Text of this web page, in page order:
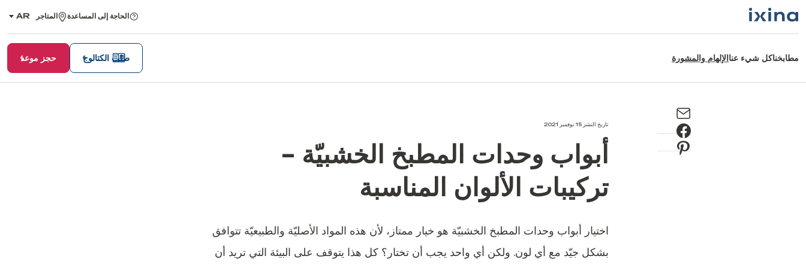
الحاجة إلى المساعدة المتاجر AR,
مطابخناكل شيء عنا الإلهام والمشورة حجز موعد طلب الكتالوج
تاريخ النشر 15 نوفمبر 2021
أبواب وحدات المطبخ الخشبيّة -
تركيبات الألوان المناسبة
اختيار أبواب وحدات المطبخ الخشبيّة هو خيار ممتاز، لأن هذه المواد الأصليّة والطبيعيّة تتوافق
بشكل جيّد مع أي لون. ولكن أي واحد يجب أن تختار؟ كل هذا يتوقف على البيئة التي تريد أن